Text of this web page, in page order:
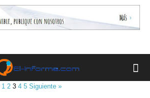
1 2 34 5 Siguiente »